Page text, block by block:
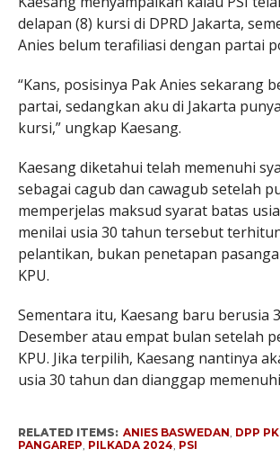
delapan (8) kursi di DPRD Jakarta,
Anies belum terafiliasi dengan partai
“Kans, posisinya Pak Anies sekarang
partai, sedangkan aku di Jakarta
kursi,” ungkap Kaesang.
Kaesang diketahui telah memenuhi
sebagai cagub dan cawagub setelah
memperjelas maksud syarat batas
menilai usia 30 tahun tersebut
pelantikan, bukan penetapan
KPU.
Sementara itu, Kaesang baru berusia
Desember atau empat bulan setelah
KPU. Jika terpilih, Kaesang nantinya
usia 30 tahun dan dianggap
RELATED ITEMS: ANIES BASWEDAN, DPP
PANGAREP, PILKADA 2024, PSI